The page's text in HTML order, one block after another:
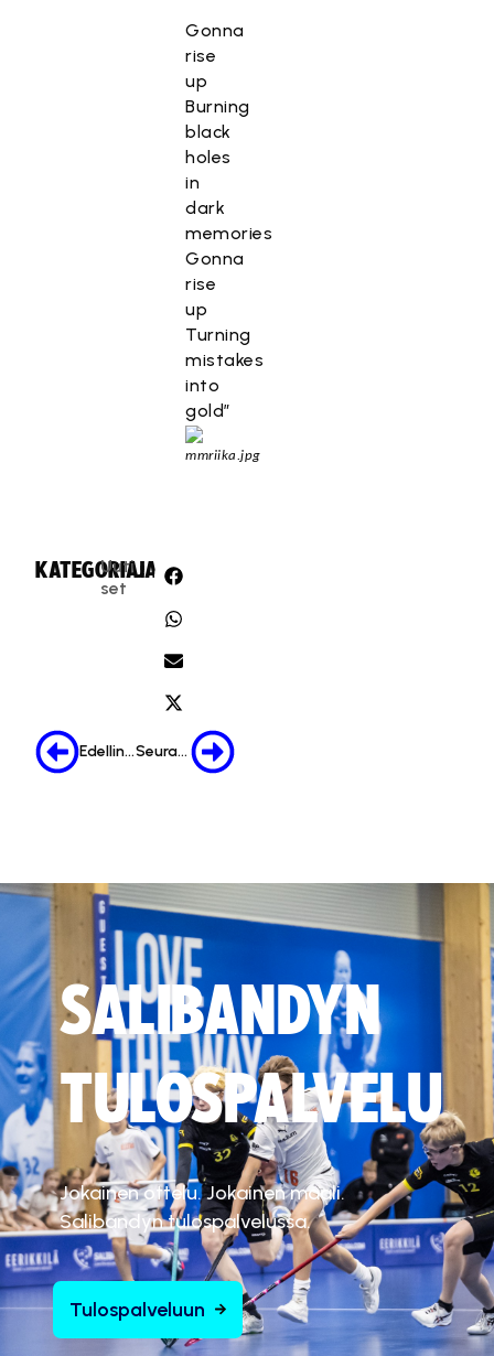
Gonna
rise
up
Burning
black
holes
in
dark
memories
Gonna
rise
up
Turning
mistakes
into
gold”
KATEGORIA:
Uuti
set
JAA:
Edellinen Seuraava
SALIBANDYN
TULOSPALVELU
Jokainen ottelu. Jokainen maali.
Salibandyn tulospalvelussa.
Tulospalveluun